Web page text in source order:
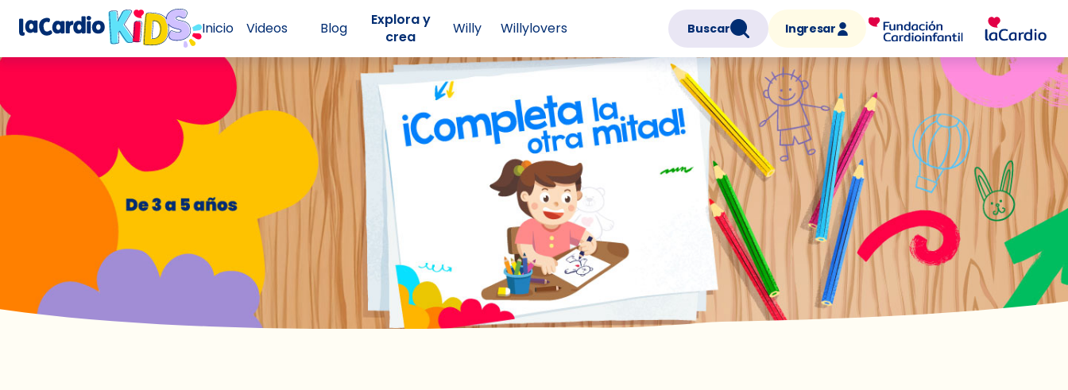
Inicio Videos Blog
Explora y
crea
Willy Willylovers Buscar Ingresar